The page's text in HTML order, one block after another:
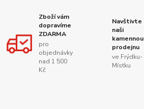
Zboží vám
dopravíme
ZDARMA
pro
objednávky
nad 1 500
Kč
Navštivte
naši
kamennou
prodejnu
ve Frýdku-
Místku